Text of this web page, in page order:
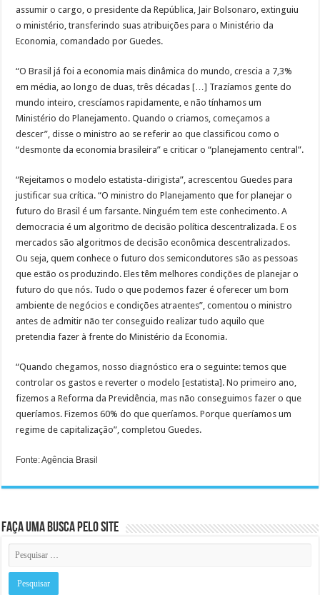
assumir o cargo, o presidente da República, Jair Bolsonaro, extinguiu
o ministério, transferindo suas atribuições para o Ministério da
Economia, comandado por Guedes.
“O Brasil já foi a economia mais dinâmica do mundo, crescia a 7,3%
em média, ao longo de duas, três décadas […] Trazíamos gente do
mundo inteiro, crescíamos rapidamente, e não tínhamos um
Ministério do Planejamento. Quando o criamos, começamos a
descer”, disse o ministro ao se referir ao que classificou como o
“desmonte da economia brasileira” e criticar o “planejamento central”.
“Rejeitamos o modelo estatista-dirigista”, acrescentou Guedes para
justificar sua crítica. “O ministro do Planejamento que for planejar o
futuro do Brasil é um farsante. Ninguém tem este conhecimento. A
democracia é um algoritmo de decisão política descentralizada. E os
mercados são algoritmos de decisão econômica descentralizados.
Ou seja, quem conhece o futuro dos semicondutores são as pessoas
que estão os produzindo. Eles têm melhores condições de planejar o
futuro do que nós. Tudo o que podemos fazer é oferecer um bom
ambiente de negócios e condições atraentes”, comentou o ministro
antes de admitir não ter conseguido realizar tudo aquilo que
pretendia fazer à frente do Ministério da Economia.
“Quando chegamos, nosso diagnóstico era o seguinte: temos que
controlar os gastos e reverter o modelo [estatista]. No primeiro ano,
fizemos a Reforma da Previdência, mas não conseguimos fazer o que
queríamos. Fizemos 60% do que queríamos. Porque queríamos um
regime de capitalização”, completou Guedes.
Fonte: Agência Brasil
Faça uma busca pelo Site